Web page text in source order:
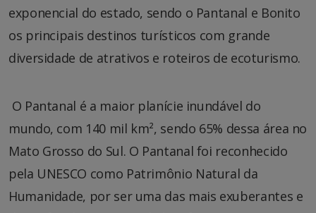
exponencial do estado, sendo o Pantanal e Bonito
os principais destinos turísticos com grande
diversidade de atrativos e roteiros de ecoturismo.
O Pantanal é a maior planície inundável do
mundo, com 140 mil km², sendo 65% dessa área no
Mato Grosso do Sul. O Pantanal foi reconhecido
pela UNESCO como Patrimônio Natural da
Humanidade, por ser uma das mais exuberantes e